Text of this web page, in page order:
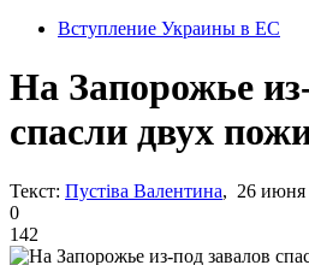
Вступление Украины в ЕС
На Запорожье
спасли двух
Текст: Пустіва Валентина, 26 июня
0
142